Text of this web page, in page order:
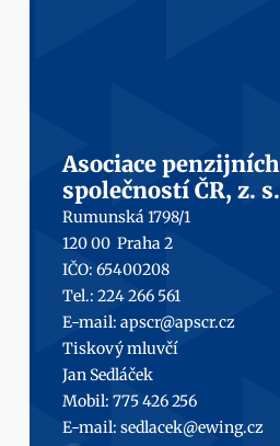
Asociace penzijních
společností ČR, z. s.
Rumunská 1798/1
120 00  Praha 2
IČO: 65400208
Tel.: 224 266 561
E-mail: apscr@apscr.cz
Tiskový mluvčí
Jan Sedláček
Mobil: 775 426 256
E-mail: sedlacek@ewing.cz